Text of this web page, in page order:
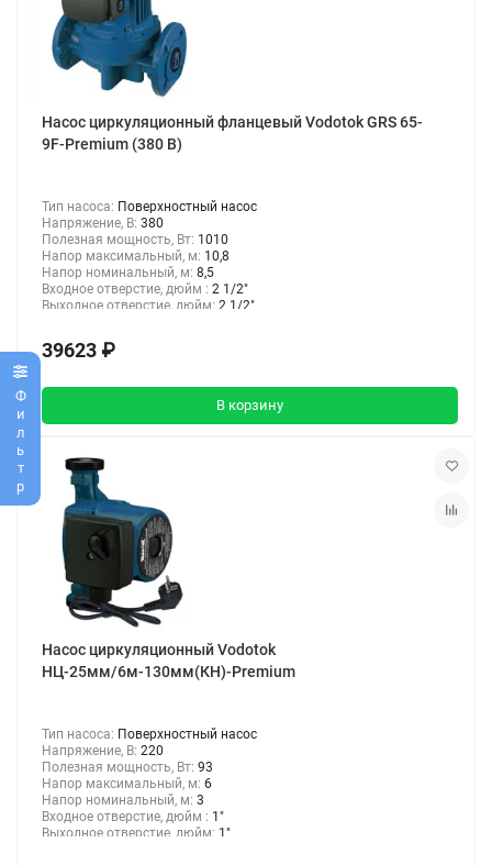
Фильтр
Насос циркуляционный фланцевый Vodotok GRS 65-
9F-Premium (380 В)
Тип насоса: Поверхностный насос
Напряжение, В: 380
Полезная мощность, Вт: 1010
Напор максимальный, м: 10,8
Напор номинальный, м: 8,5
Входное отверстие, дюйм : 2 1/2"
Выходное отверстие, дюйм: 2 1/2"
39623 ₽
В корзину
Насос циркуляционный Vodotok
НЦ-25мм/6м-130мм(КН)-Premium
Тип насоса: Поверхностный насос
Напряжение, В: 220
Полезная мощность, Вт: 93
Напор максимальный, м: 6
Напор номинальный, м: 3
Входное отверстие, дюйм : 1"
Выходное отверстие, дюйм: 1"